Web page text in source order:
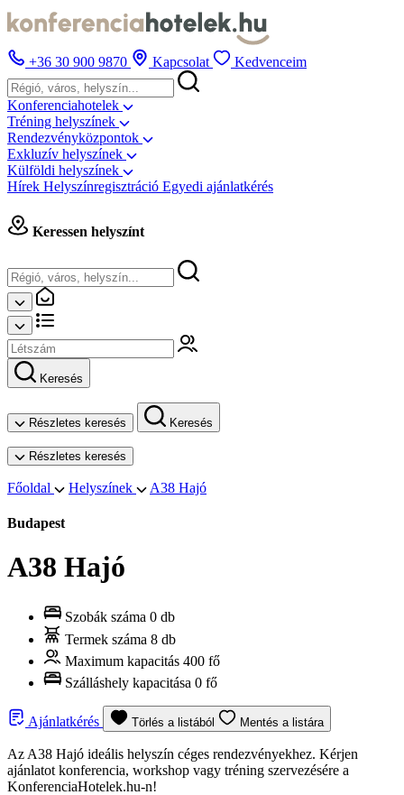
+36 30 900 9870 Kapcsolat Kedvenceim
Konferenciahotelek
Tréning helyszínek
Rendezvényközpontok
Exkluzív helyszínek
Külföldi helyszínek
Hírek Helyszínregisztráció Egyedi ajánlatkérés
Keressen helyszínt
Keresés
Részletes keresés Keresés
Részletes keresés
Főoldal Helyszínek A38 Hajó
Budapest
A38 Hajó
Szobák száma 0 db
Termek száma 8 db
Maximum kapacitás 400 fő
Szálláshely kapacitása 0 fő
Ajánlatkérés Törlés a listából Mentés a listára
Az A38 Hajó ideális helyszín céges rendezvényekhez. Kérjen
ajánlatot konferencia, workshop vagy tréning szervezésére a
KonferenciaHotelek.hu-n!